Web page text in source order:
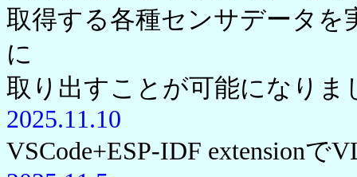
取得する各種センサデータ
に
取り出すことが可能になりま
2025.11.10
VSCode+ESP-IDF extension